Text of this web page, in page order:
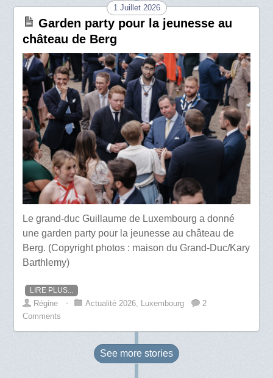
1 Juillet 2026
Garden party pour la jeunesse au
château de Berg
Le grand-duc Guillaume de Luxembourg a donné
une garden party pour la jeunesse au château de
Berg. (Copyright photos : maison du Grand-Duc/Kary
Barthlemy)
LIRE PLUS...
Régine ⋅ Actualité 2026 Luxembourg
2
Comments
See more stories